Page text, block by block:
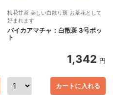
梅花甘茶 美しい白散り斑 お茶花として
好まれます
バイカアマチャ：白散斑 3号ポッ
ト
1,342 円
カートに入れる